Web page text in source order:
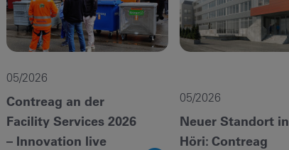
05/2026
Contreag an der
Facility Services 2026
– Innovation live
05/2026
Neuer Standort in
Höri: Contreag